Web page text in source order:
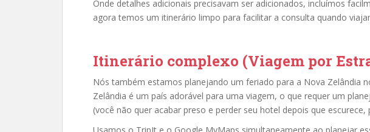
Onde detalhes adicionais precisavam ser adicionados, incluímos
agora temos um itinerário limpo para facilitar a consulta quando
Itinerário complexo (Viagem por
Nós também estamos planejando um feriado para a Nova Zelândia
Zelândia é um país adorável para uma viagem, o que requer um
(você não quer acabar preso e perder seu hotel depois que escurece,